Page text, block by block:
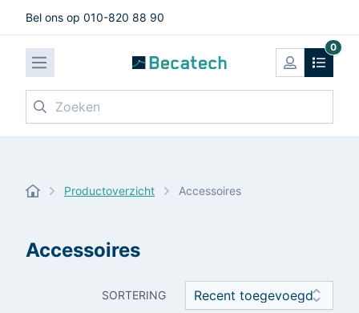
Bel ons op 010-820 88 90
0
Zoeken
Productoverzicht Accessoires
Accessoires
SORTERING